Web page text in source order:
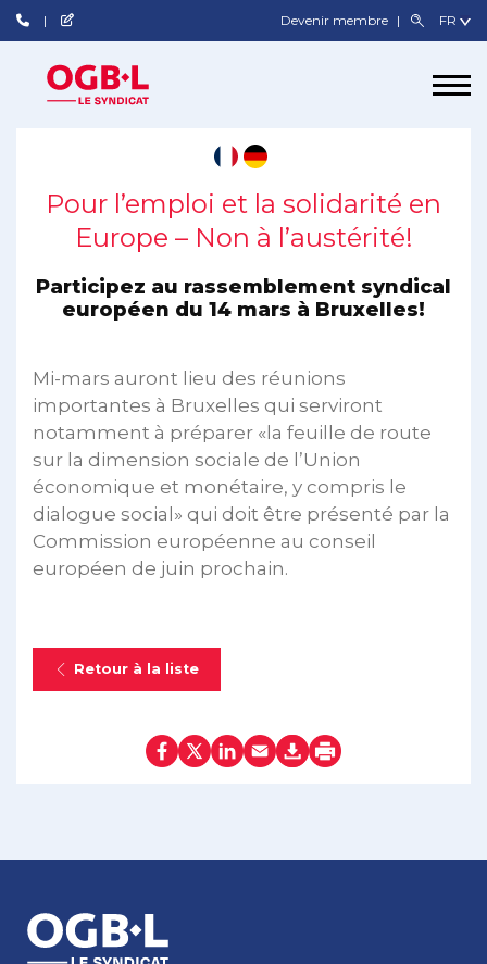
Devenir membre
Pour l’emploi et la solidarité en
Europe – Non à l’austérité!
Participez au rassemblement syndical
européen du 14 mars à Bruxelles!
Mi-mars auront lieu des réunions
importantes à Bruxelles qui serviront
notamment à préparer «la feuille de route
sur la dimension sociale de l’Union
économique et monétaire, y compris le
dialogue social» qui doit être présenté par la
Commission européenne au conseil
européen de juin prochain.
Retour à la liste